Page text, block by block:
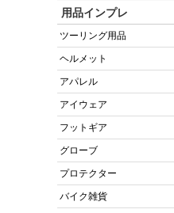
用品インプレ
ツーリング用品
ヘルメット
アパレル
アイウェア
フットギア
グローブ
プロテクター
バイク雑貨